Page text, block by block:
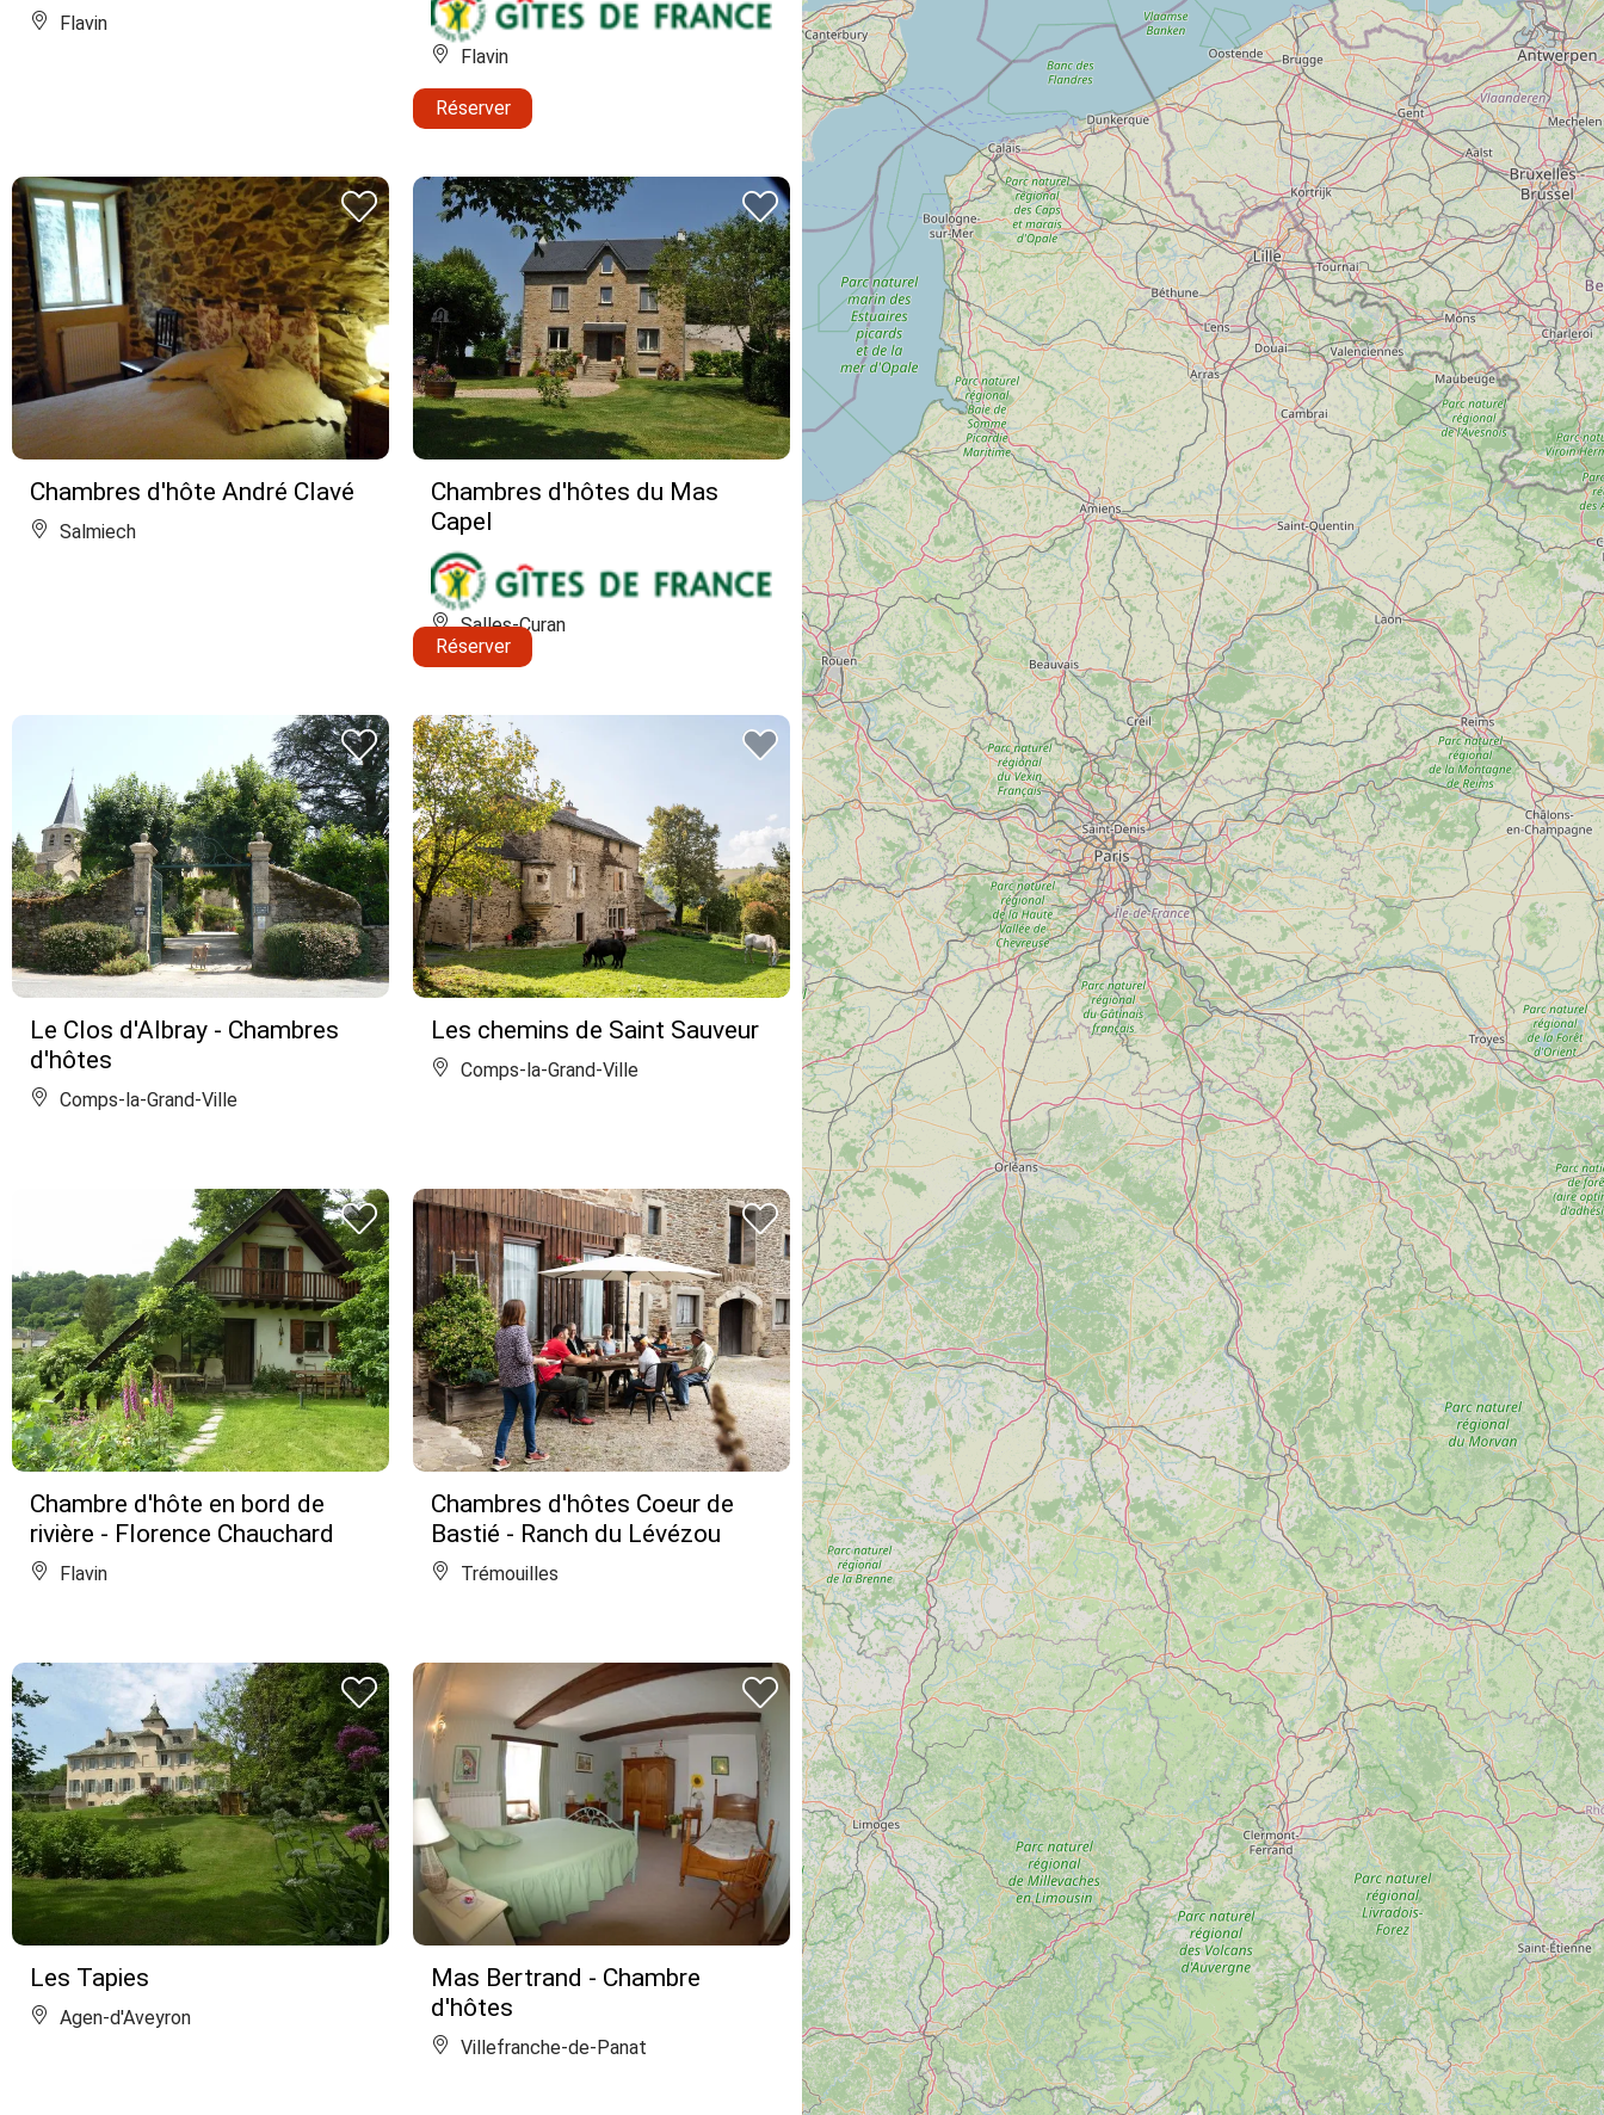
Flavin
Flavin
Réserver
Chambres d'hôte André Clavé
Salmiech
Chambres d'hôtes du Mas
Capel
Salles-Curan
Réserver
Le Clos d'Albray - Chambres
d'hôtes
Comps-la-Grand-Ville
Les chemins de Saint Sauveur
Comps-la-Grand-Ville
Chambre d'hôte en bord de
rivière - Florence Chauchard
Flavin
Chambres d'hôtes Coeur de
Bastié - Ranch du Lévézou
Trémouilles
Les Tapies
Agen-d'Aveyron
Mas Bertrand - Chambre
d'hôtes
Villefranche-de-Panat